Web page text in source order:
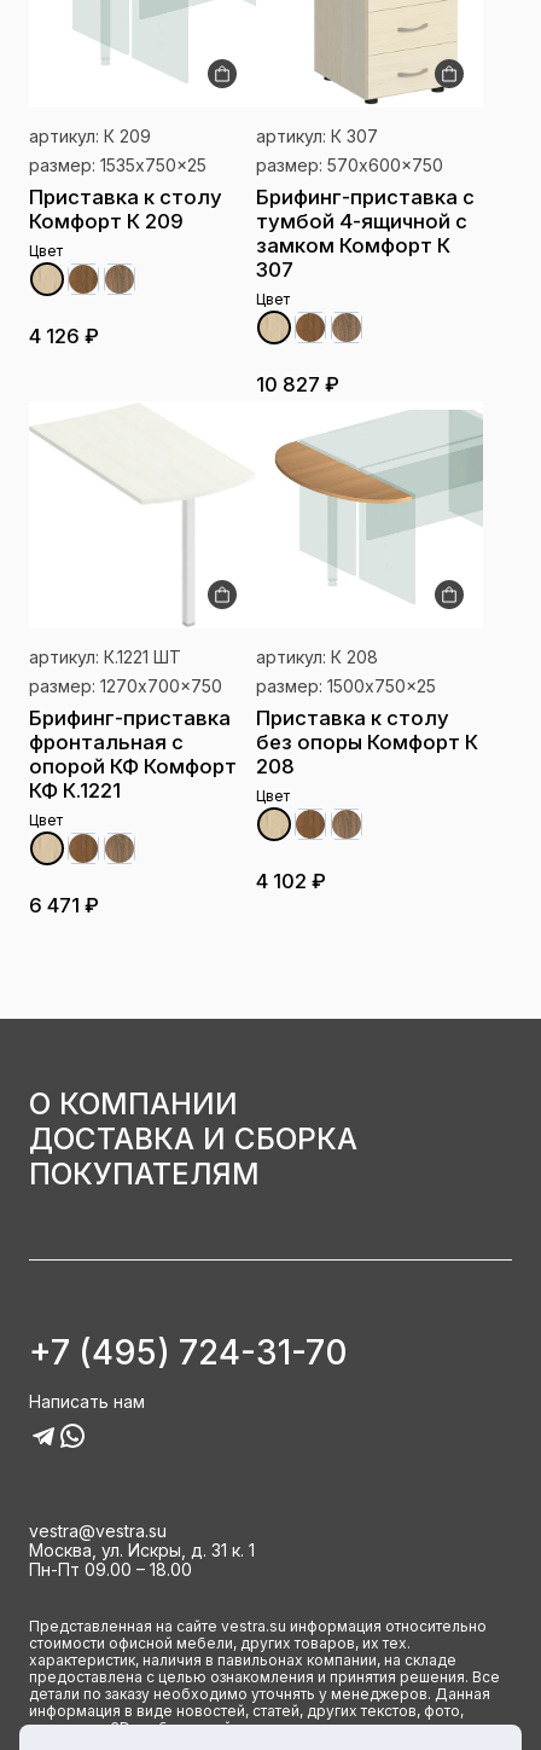
артикул: К 209
размер: 1535x750x25
Приставка к столу
Комфорт К 209
Цвет
4 126 ₽
артикул: К 307
размер: 570x600x750
Брифинг-приставка с
тумбой 4-ящичной с
замком Комфорт К
307
Цвет
10 827 ₽
артикул: К.1221 ШТ
размер: 1270x700x750
Брифинг-приставка
фронтальная с
опорой КФ Комфорт
КФ К.1221
Цвет
6 471 ₽
артикул: К 208
размер: 1500x750x25
Приставка к столу
без опоры Комфорт К
208
Цвет
4 102 ₽
О КОМПАНИИ
ДОСТАВКА И СБОРКА
ПОКУПАТЕЛЯМ
+7 (495) 724-31-70
Написать нам
vestra@vestra.su
Москва, ул. Искры, д. 31 к. 1
Пн-Пт 09.00 – 18.00
Представленная на сайте vestra.su информация относительно
стоимости офисной мебели, других товаров, их тех.
характеристик, наличия в павильонах компании, на складе
предоставлена с целью ознакомления и принятия решения. Все
детали по заказу необходимо уточнять у менеджеров. Данная
информация в виде новостей, статей, других текстов, фото,
картинок и 3D изображений ни при каких условиях не является